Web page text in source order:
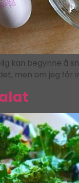
kan begynne å
men om jeg får